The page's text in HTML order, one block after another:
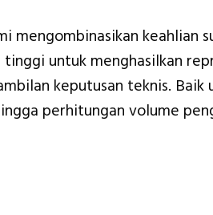
mengombinasikan
untuk menghasilkan
keputusan teknis.
perhitungan volume